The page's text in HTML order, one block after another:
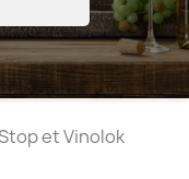
et Vinolok